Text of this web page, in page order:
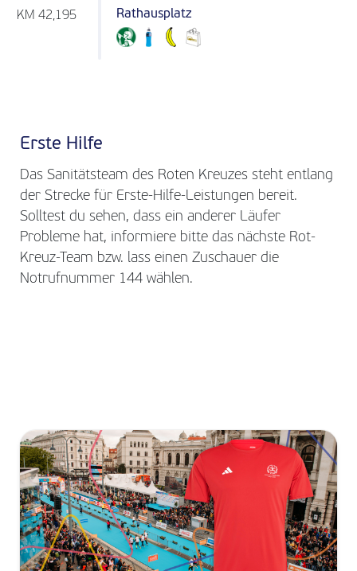
KM 42,195 Rathausplatz
Erste Hilfe
Das Sanitätsteam des Roten Kreuzes steht entlang
der Strecke für Erste-Hilfe-Leistungen bereit.
Solltest du sehen, dass ein anderer Läufer
Probleme hat, informiere bitte das nächste Rot-
Kreuz-Team bzw. lass einen Zuschauer die
Notrufnummer 144 wählen.